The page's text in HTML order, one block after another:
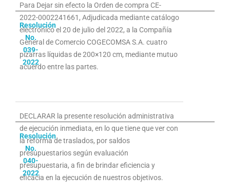
Para Dejar sin efecto la Orden de compra CE-
2022-0002241661, Adjudicada mediante catálogo
electrónico el 20 de julio del 2022, a la Compañía
General de Comercio COGECOMSA S.A. cuatro
pizarras líquidas de 200×120 cm, mediante mutuo
acuerdo entre las partes.
Resolución
No.
039-
2022
DECLARAR la presente resolución administrativa
de ejecución inmediata, en lo que tiene que ver con
la reforma de traslados, por saldos
presupuestarios según evaluación
presupuestaria, a fin de brindar eficiencia y
eficacia en la ejecución de nuestros objetivos.
Resolución
No.
040-
2022